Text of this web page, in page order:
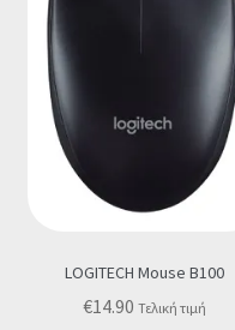
LOGITECH Mouse B100
€14.90 Τελική τιμή